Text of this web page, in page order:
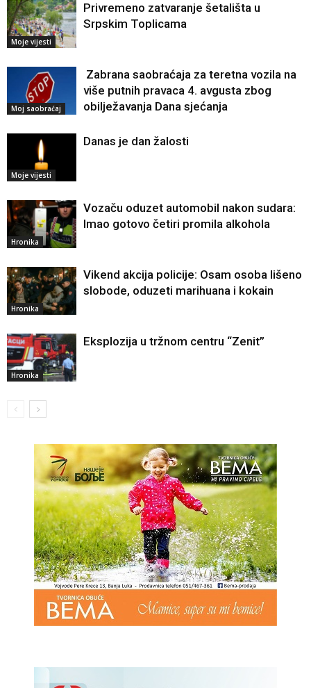
Moje vijesti
Privremeno zatvaranje šetališta u
Srpskim Toplicama
Moj saobraćaj
Zabrana saobraćaja za teretna vozila na
više putnih pravaca 4. avgusta zbog
obilježavanja Dana sjećanja
Moje vijesti
Danas je dan žalosti
Hronika
Vozaču oduzet automobil nakon sudara:
Imao gotovo četiri promila alkohola
Hronika
Vikend akcija policije: Osam osoba lišeno
slobode, oduzeti marihuana i kokain
Hronika
Eksplozija u tržnom centru “Zenit”